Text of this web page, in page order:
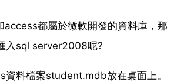
都屬於微軟開發的資料庫，那
入sql server2008呢?
資料檔案student.mdb放在桌面上。